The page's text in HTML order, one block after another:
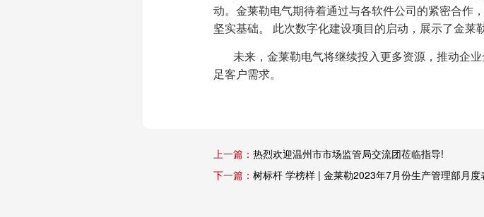
动。金莱勒电气期待着通过与各软件公司的紧密合作
坚实基础。 此次数字化建设项目的启动，展示了金莱
未来，金莱勒电气将继续投入更多资源，推动企
足客户需求。
上一篇： 热烈欢迎温州市市场监管局交流团莅临指导!
下一篇： 树标杆 学榜样 | 金莱勒2023年7月份生产管理部月度